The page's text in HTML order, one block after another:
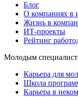
Блог
О компаниях в
Жизнь в
ИТ-проекты
Рейтинг
Молодым
Карьера для
Школа
Карьера в